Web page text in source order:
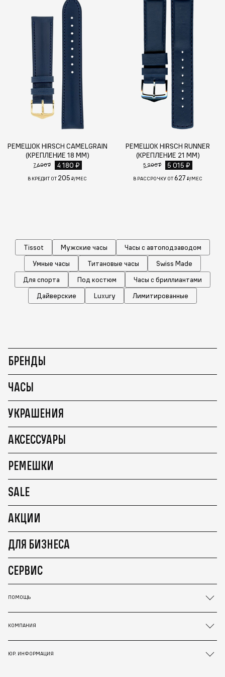
РЕМЕШОК HIRSCH CAMELGRAIN
(КРЕПЛЕНИЕ 18 ММ)
7 600 ₽ 4 180 ₽
В КРЕДИТ ОТ 205 ₽/МЕС
РЕМЕШОК HIRSCH RUNNER
(КРЕПЛЕНИЕ 21 ММ)
5 900 ₽ 5 015 ₽
В РАССРОЧКУ ОТ627 ₽/МЕС
Tissot Мужские часы
Часы с автоподзаводом
Умные часы
Титановые часы
Swiss Made
Для спорта
Под костюм
Часы с бриллиантами
Дайверские
Luxury Лимитированные
БРЕНДЫ
ЧАСЫ
УКРАШЕНИЯ
АКСЕССУАРЫ
РЕМЕШКИ
SALE
АКЦИИ
ДЛЯ БИЗНЕСА
СЕРВИС
ПОМОЩЬ
КОМПАНИЯ
ЮР. ИНФОРМАЦИЯ